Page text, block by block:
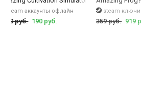
steam аккаунты офлайн
руб. 190 руб.
steam ключи
359 руб. 919